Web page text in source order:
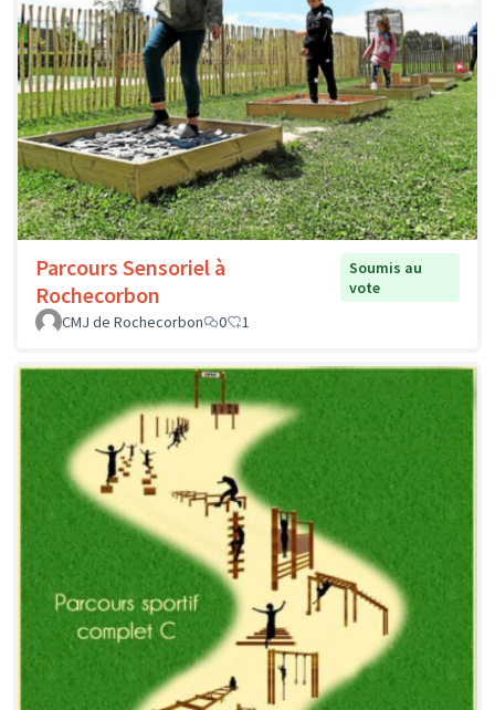
Parcours Sensoriel à
Rochecorbon
Soumis au
vote
CMJ de Rochecorbon
0 1